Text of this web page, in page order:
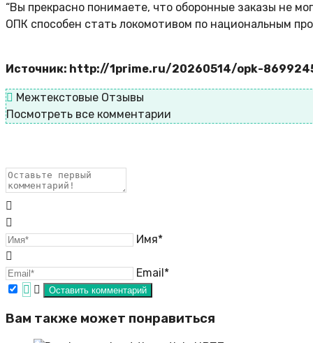
“Вы прекрасно понимаете, что оборонные заказы не
ОПК способен стать локомотивом по национальным
Источник: http://1prime.ru/20260514/opk-
Межтекстовые Отзывы
Посмотреть все комментарии
Имя*
Email*
Вам также может понравиться